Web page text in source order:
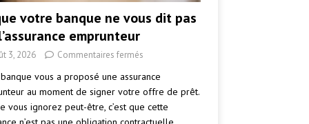
votre banque ne vous dit pas
emprunteur
3, 2026 Commentaires fermés
vous a proposé une assurance
au moment de signer votre offre de prêt.
vous ignorez peut-être, c’est que cette